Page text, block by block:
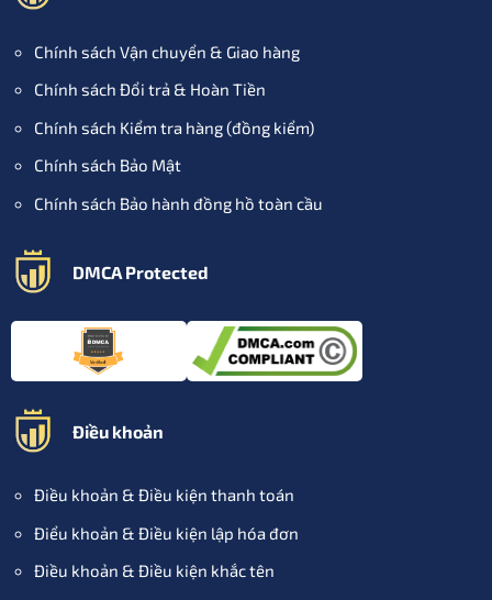
Chính sách Vận chuyển & Giao hàng
Chính sách Đổi trả & Hoàn Tiền
Chính sách Kiểm tra hàng (đồng kiểm)
Chính sách Bảo Mật
Chính sách Bảo hành đồng hồ toàn cầu
DMCA Protected
Điều khoản
Điều khoản & Điều kiện thanh toán
Điểu khoản & Điều kiện lập hóa đơn
Điều khoản & Điều kiện khắc tên